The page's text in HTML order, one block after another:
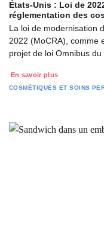
États-Unis : Loi de
réglementation des
La loi de modernisation
2022 (MoCRA), comme
projet de loi Omnibus
En savoir plus
COSMÉTIQUES ET SOINS